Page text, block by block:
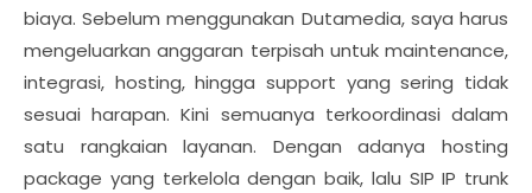
biaya. Sebelum menggunakan Dutamedia, saya harus
mengeluarkan anggaran terpisah untuk maintenance,
integrasi, hosting, hingga support yang sering tidak
sesuai harapan. Kini semuanya terkoordinasi dalam
satu rangkaian layanan. Dengan adanya hosting
package yang terkelola dengan baik, lalu SIP IP trunk